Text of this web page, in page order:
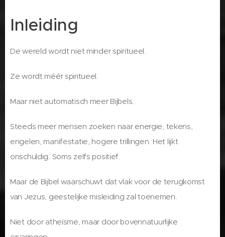
Inleiding
De wereld wordt niet minder spiritueel.
Ze wordt méér spiritueel.
Maar niet automatisch meer Bijbels.
Steeds meer mensen zoeken naar energie, tekens,
engelen, manifestatie, hogere trillingen. Het lijkt
onschuldig. Soms zelfs positief.
Maar de Bijbel waarschuwt dat vlak voor de terugkomst
van Jezus, geestelijke misleiding zal toenemen.
Niet door atheïsme, maar door bovennatuurlijke